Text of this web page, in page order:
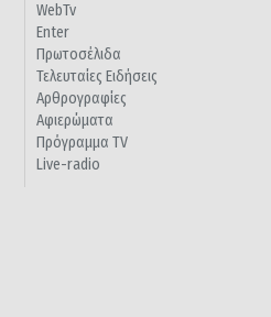
WebTv
Enter
Πρωτοσέλιδα
Τελευταίες Ειδήσεις
Αρθρογραφίες
Αφιερώματα
Πρόγραμμα TV
Live-radio